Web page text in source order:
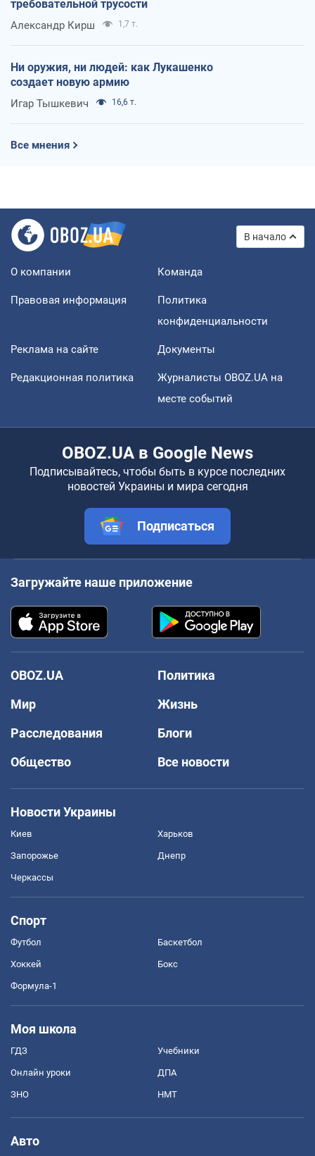
требовательной трусости
Александр Кирш 1,7 т.
Ни оружия, ни людей: как Лукашенко
создает новую армию
Игар Тышкевич 16,6 т.
Все мнения
В начало
О компании Команда
Правовая информация
Политика
конфиденциальности
Реклама на сайте Документы
Редакционная политика
Журналисты OBOZ.UA на
месте событий
OBOZ.UA в Google News
Подписывайтесь, чтобы быть в курсе последних
новостей Украины и мира сегодня
Подписаться
Загружайте наше приложение
OBOZ.UA
Политика
Мир
Жизнь
Расследования
Блоги
Общество
Все новости
Новости Украины
Киев Харьков
Запорожье Днепр
Черкассы
Спорт
Футбол Баскетбол
Хоккей Бокс
Формула-1
Моя школа
ГДЗ Учебники
Онлайн уроки ДПА
ЗНО НМТ
Авто